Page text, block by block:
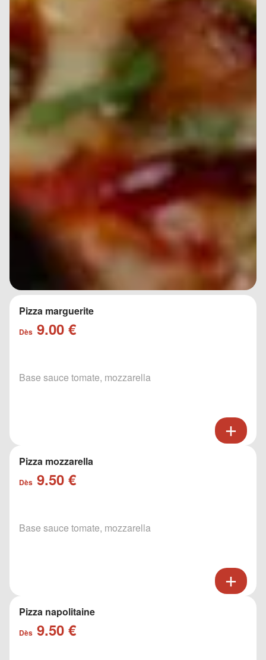
Pizza marguerite
Dès 9.00 €
Base sauce tomate, mozzarella
Pizza mozzarella
Dès 9.50 €
Base sauce tomate, mozzarella
Pizza napolitaine
Dès 9.50 €